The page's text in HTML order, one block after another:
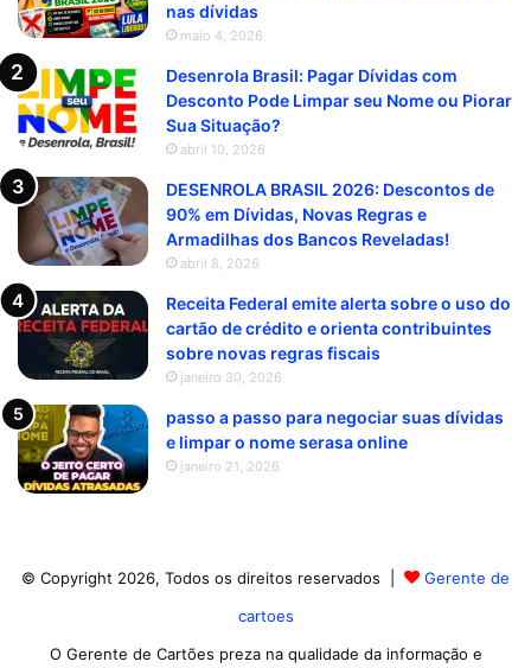
nas dívidas
maio 4, 2026
Desenrola Brasil: Pagar Dívidas com
Desconto Pode Limpar seu Nome ou Piorar
Sua Situação?
abril 10, 2026
DESENROLA BRASIL 2026: Descontos de
90% em Dívidas, Novas Regras e
Armadilhas dos Bancos Reveladas!
abril 8, 2026
Receita Federal emite alerta sobre o uso do
cartão de crédito e orienta contribuintes
sobre novas regras fiscais
janeiro 30, 2026
passo a passo para negociar suas dívidas
e limpar o nome serasa online
janeiro 21, 2026
© Copyright 2026, Todos os direitos reservados |
Gerente de
cartoes
O Gerente de Cartões preza na qualidade da informação e